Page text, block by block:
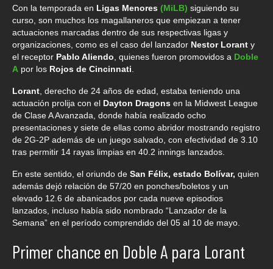
Con la temporada en Ligas Menores (MiLB) siguiendo su
curso, son muchos los magallaneros que empiezan a tener
actuaciones marcadas dentro de sus respectivas ligas y
organizaciones, como es el caso del lanzador Nestor Lorant y
el receptor Pablo Aliendo , quienes fueron promovidos a Doble
A por los Rojos de Cincinnati
Lorant , derecho de 24 años de edad, estaba teniendo una
actuación prolija con el Dayton Dragons en la Midwest League
de Clase A Avanzada, donde había realizado ocho
presentaciones y siete de ellas como abridor mostrando registro
de 2G-2P además de un juego salvado, con efectividad de 3.10
tras permitir 14 rayas limpias en 40.2 innings lanzados.
En este sentido, el oriundo de San Félix, estado Bolívar, quien
además dejó relación de 57/20 en ponches/boletos y un
elevado 12.6 de abanicados por cada nueve episodios
lanzados, incluso había sido nombrado “Lanzador de la
Semana” en el período comprendido del 05 al 10 de mayo.
Primer chance en Doble A para Lorant